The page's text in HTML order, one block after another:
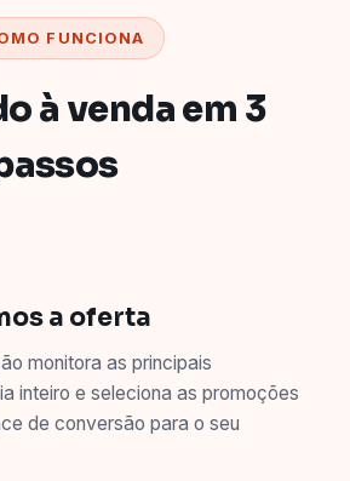
FUNCIONA
à venda em 3
a oferta
monitora as principais
inteiro e seleciona as promoções
de conversão para o seu